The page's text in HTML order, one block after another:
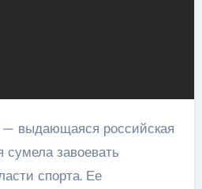
выдающаяся российская
сумела завоевать
спорта. Ее